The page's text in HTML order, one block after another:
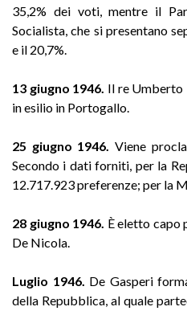
35,2% dei voti, mentre il
Socialista, che si presentano
e il 20,7%.
13 giugno 1946. Il re Umberto
in esilio in Portogallo.
25 giugno 1946. Viene
Secondo i dati forniti, per la
12.717.923 preferenze; per la
28 giugno 1946. È eletto capo
De Nicola.
Luglio 1946. De Gasperi
della Repubblica, al quale